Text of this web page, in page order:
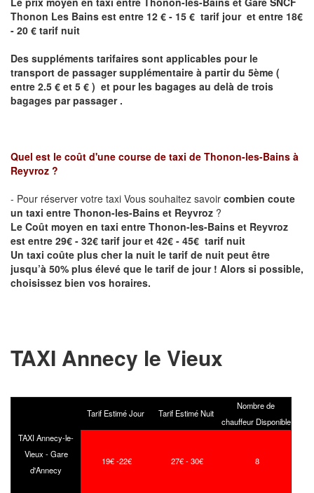
Thonon Les Bains est entre 12 € - 15 € tarif jour et entre 18€
- 20 € tarif nuit
Des suppléments tarifaires sont applicables pour le
transport de passager supplémentaire à partir du 5ème (
entre 2.5 € et 5 € ) et pour les bagages au delà de trois
bagages par passager .
Quel est le coût d'une course de taxi de Thonon-les-Bains à
Reyvroz ?
- Pour réserver votre taxi Vous souhaitez savoir combien coute
un taxi entre Thonon-les-Bains et Reyvroz ?
Le Coût moyen en taxi entre Thonon-les-Bains et Reyvroz
est entre 29€ - 32€ tarif jour et 42€ - 45€ tarif nuit
Un taxi coûte plus cher la nuit le tarif de nuit peut être
jusqu’à 50% plus élevé que le tarif de jour ! Alors si possible,
choisissez bien vos horaires.
TAXI Annecy le Vieux
Tarif Estimé Jour Tarif Estimé Nuit
Nombre de
chauffeur Disponible
TAXI Annecy-le-
Vieux - Gare
d'Annecy
19€ -22€ 27€ - 30€ 8